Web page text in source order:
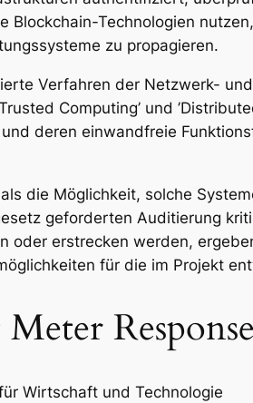
Blockchain-Technologien
zu propagieren.
Verfahren der Netzwerk-
Computing’ und
deren einwandfreie
die Möglichkeit, solche
geforderten Auditierung
oder erstrecken werden,
für die im Projekt
Wirtschaft und Technologie